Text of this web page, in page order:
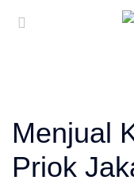
Menjual
Priok